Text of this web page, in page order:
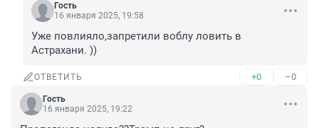
Гость
16 января 2025, 19:58
Уже повлияло,запретили воблу ловить в
Астрахани. ))
ОТВЕТИТЬ +0 –0
Гость
16 января 2025, 19:22